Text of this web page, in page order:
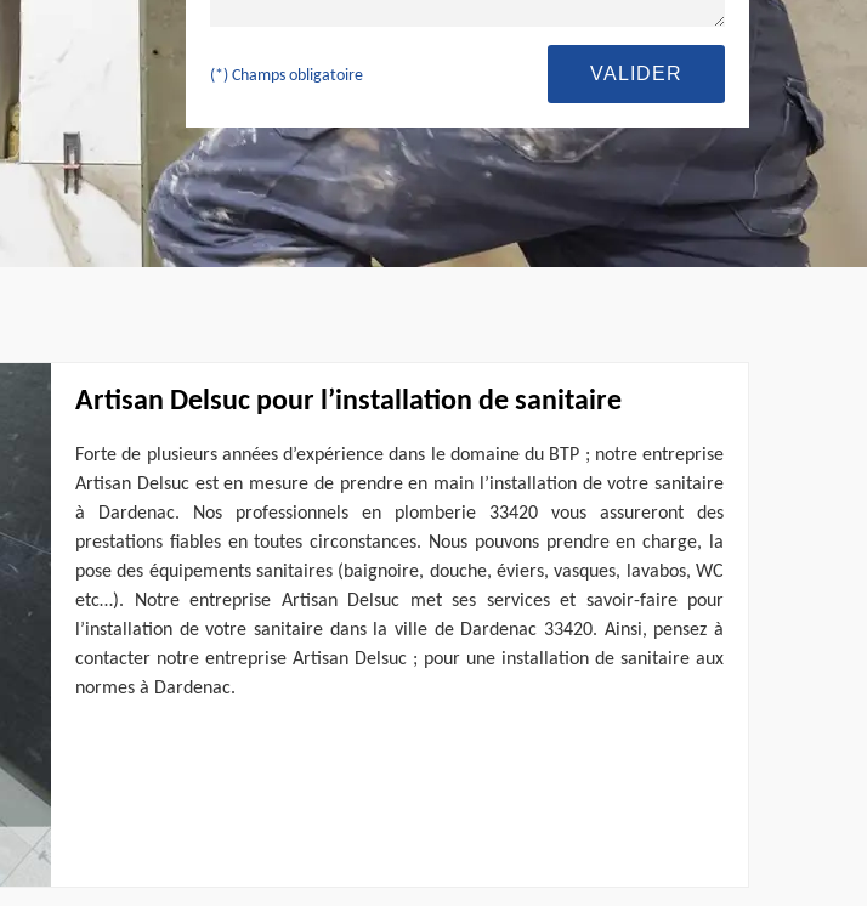
(*) Champs obligatoire
Artisan Delsuc pour l’installation de sanitaire
Forte de plusieurs années d’expérience dans le domaine du BTP ; notre entreprise
Artisan Delsuc est en mesure de prendre en main l’installation de votre sanitaire
à Dardenac. Nos professionnels en plomberie 33420 vous assureront des
prestations fiables en toutes circonstances. Nous pouvons prendre en charge, la
pose des équipements sanitaires (baignoire, douche, éviers, vasques, lavabos, WC
etc…). Notre entreprise Artisan Delsuc met ses services et savoir-faire pour
l’installation de votre sanitaire dans la ville de Dardenac 33420. Ainsi, pensez à
contacter notre entreprise Artisan Delsuc ; pour une installation de sanitaire aux
normes à Dardenac.